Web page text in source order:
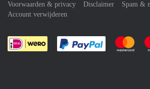
Voorwaarden & privacy
Disclaimer
Spam &
Account verwijderen
Je rekent Je